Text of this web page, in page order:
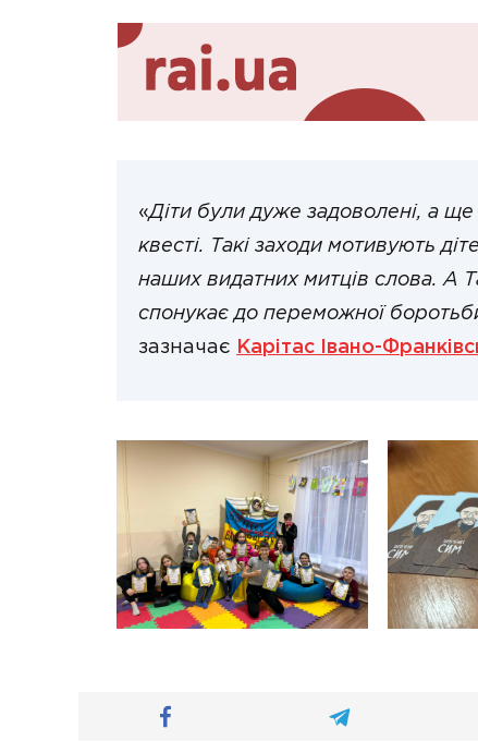
«Діти були дуже задоволені, а
квесті. Такі заходи мотивують
наших видатних митців слова. А
спонукає до переможної
зазначає Карітас Івано-